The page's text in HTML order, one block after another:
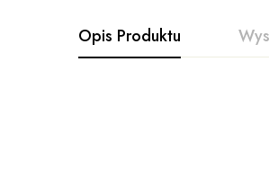
Opis Produktu